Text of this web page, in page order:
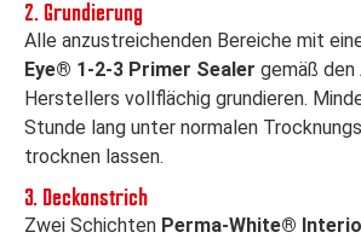
2. Grundierung
Alle anzustreichenden Bereiche mit
Eye® 1-2-3 Primer Sealer gemäß den
Herstellers vollflächig grundieren.
Stunde lang unter normalen
trocknen lassen.
3. Deckanstrich
Zwei Schichten Perma-White®